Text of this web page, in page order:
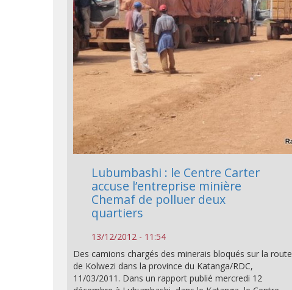
Lubumbashi : le Centre Carter
accuse l’entreprise minière
Chemaf de polluer deux
quartiers
13/12/2012 - 11:54
Des camions chargés des minerais bloqués sur la route
de Kolwezi dans la province du Katanga/RDC,
11/03/2011. Dans un rapport publié mercredi 12